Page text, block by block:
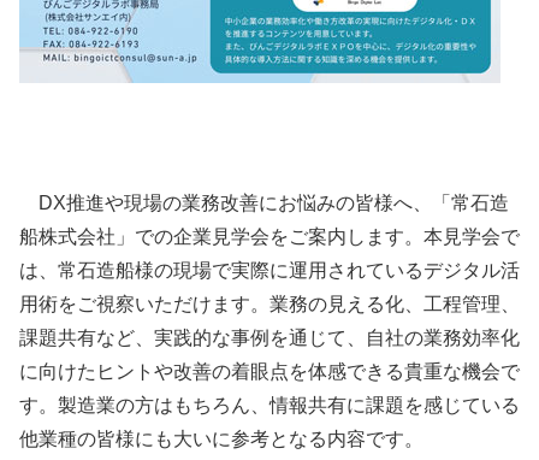
DX推進や現場の業務改善にお悩みの皆様へ、「常石造
船株式会社」での企業見学会をご案内します。本見学会で
は、常石造船様の現場で実際に運用されているデジタル活
用術をご視察いただけます。業務の見える化、工程管理、
課題共有など、実践的な事例を通じて、自社の業務効率化
に向けたヒントや改善の着眼点を体感できる貴重な機会で
す。製造業の方はもちろん、情報共有に課題を感じている
他業種の皆様にも大いに参考となる内容です。